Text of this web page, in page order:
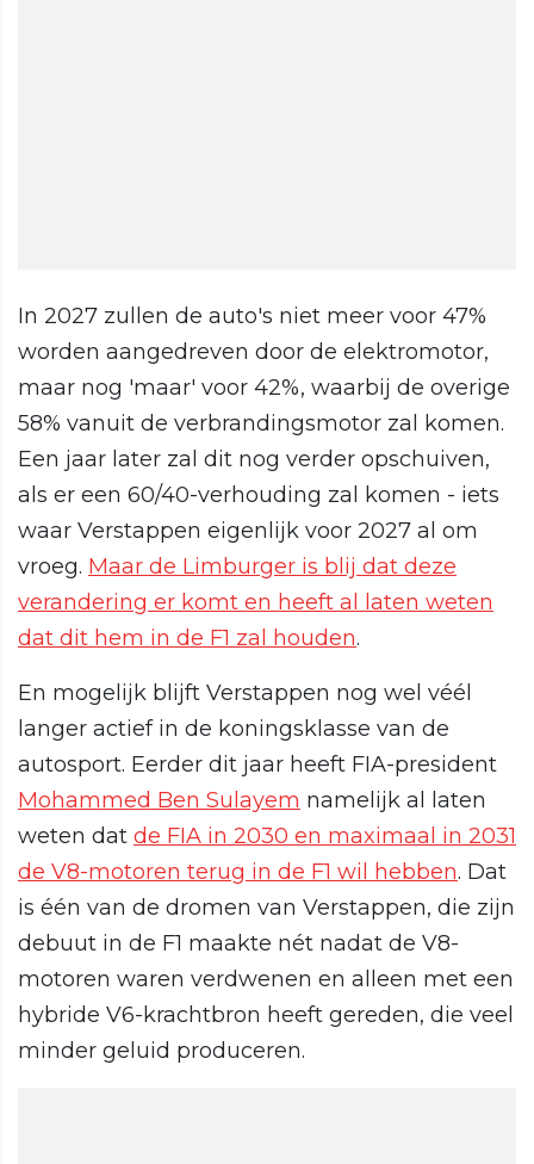
In 2027 zullen de auto's niet meer voor 47%
worden aangedreven door de elektromotor,
maar nog 'maar' voor 42%, waarbij de overige
58% vanuit de verbrandingsmotor zal komen.
Een jaar later zal dit nog verder opschuiven,
als er een 60/40-verhouding zal komen - iets
waar Verstappen eigenlijk voor 2027 al om
vroeg. Maar de Limburger is blij dat deze
verandering er komt en heeft al laten weten
dat dit hem in de F1 zal houden.
En mogelijk blijft Verstappen nog wel véél
langer actief in de koningsklasse van de
autosport. Eerder dit jaar heeft FIA-president
Mohammed Ben Sulayem namelijk al laten
weten dat de FIA in 2030 en maximaal in 2031
de V8-motoren terug in de F1 wil hebben. Dat
is één van de dromen van Verstappen, die zijn
debuut in de F1 maakte nét nadat de V8-
motoren waren verdwenen en alleen met een
hybride V6-krachtbron heeft gereden, die veel
minder geluid produceren.